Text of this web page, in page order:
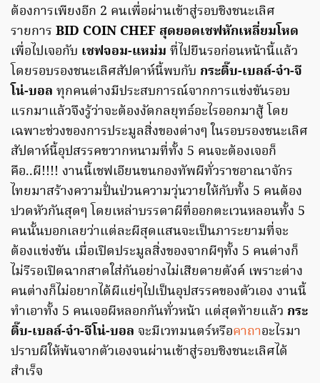
ต้องการเพียงอีก 2 คนเพื่อผ่านเข้าสู่รอบชิงชนะเลิศ
รายการ BID COIN CHEF สุดยอดเชฟหักเหลี่ยมโหด
เพื่อไปเจอกับ เชฟจอม-แหม่ม ที่ไปยืนรอก่อนหน้านี้แล้ว
โดยรอบรองชนะเลิศสัปดาห์นี้พบกับ กระติ๊บ-เบลล์-จ๋า-จี
โน่-บอล ทุกคนต่างมีประสบการณ์จากการแข่งขันรอบ
แรกมาแล้วจึงรู้ว่าจะต้องงัดกลยุทธ์อะไรออกมาสู้ โดย
เฉพาะช่วงของการประมูลสิ่งของต่างๆ ในรอบรองชนะเลิศ
สัปดาห์นี้อุปสรรคขวากหนามที่ทั้ง 5 คนจะต้องเจอก็
คือ..ผี!!!! งานนี้เชฟเอียนขนกองทัพผีทั่วราชอาณาจักร
ไทยมาสร้างความปั่นป่วนความวุ่นวายให้กับทั้ง 5 คนต้อง
ปวดหัวกันสุดๆ โดยเหล่าบรรดาผีที่ออกตะเวนหลอนทั้ง 5
คนนั้นบอกเลยว่าแต่ละผีสุดแสนจะเป็นภาระยามที่จะ
ต้องแข่งขัน เมื่อเปิดประมูลสิ่งของจากผีๆทั้ง 5 คนต่างก็
ไม่รีรอเปิดฉากสาดใส่กันอย่างไม่เสียดายตังค์ เพราะต่าง
คนต่างก็ไม่อยากได้ผีแย่ๆไปเป็นอุปสรรคของตัวเอง งานนี้
ทำเอาทั้ง 5 คนเจอผีหลอกกันทั่วหน้า แต่สุดท้ายแล้ว กระ
ติ๊บ-เบลล์-จ๋า-จีโน่-บอล จะมีเวทมนตร์หรือคาถาอะไรมา
ปราบผีให้พ้นจากตัวเองจนผ่านเข้าสู่รอบชิงชนะเลิศได้
สำเร็จ